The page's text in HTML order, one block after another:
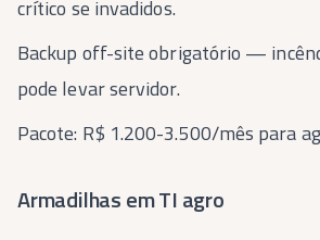
crítico se invadidos.
Backup off-site obrigatório —
pode levar servidor.
Pacote: R$ 1.200-3.500/mês para
Armadilhas em TI agro